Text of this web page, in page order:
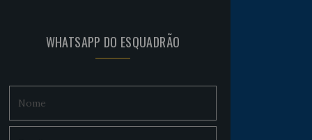
WHATSAPP DO ESQUADRÃO